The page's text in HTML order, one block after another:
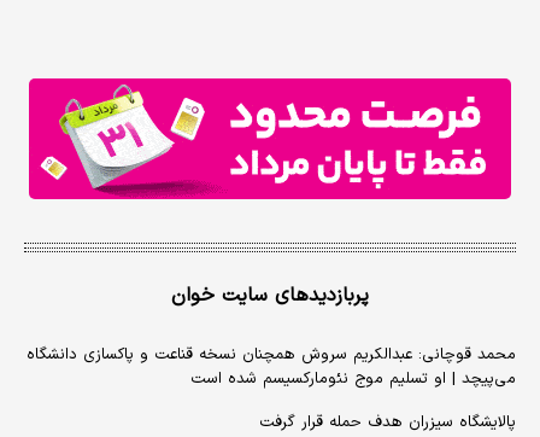
پربازدیدهای سایت خوان
محمد قوچانی: عبدالکریم سروش همچنان نسخه قناعت و پاکسازی دانشگاه
می‌پیچد | او تسلیم موج نئومارکسیسم شده است
پالایشگاه سیزران هدف حمله قرار گرفت